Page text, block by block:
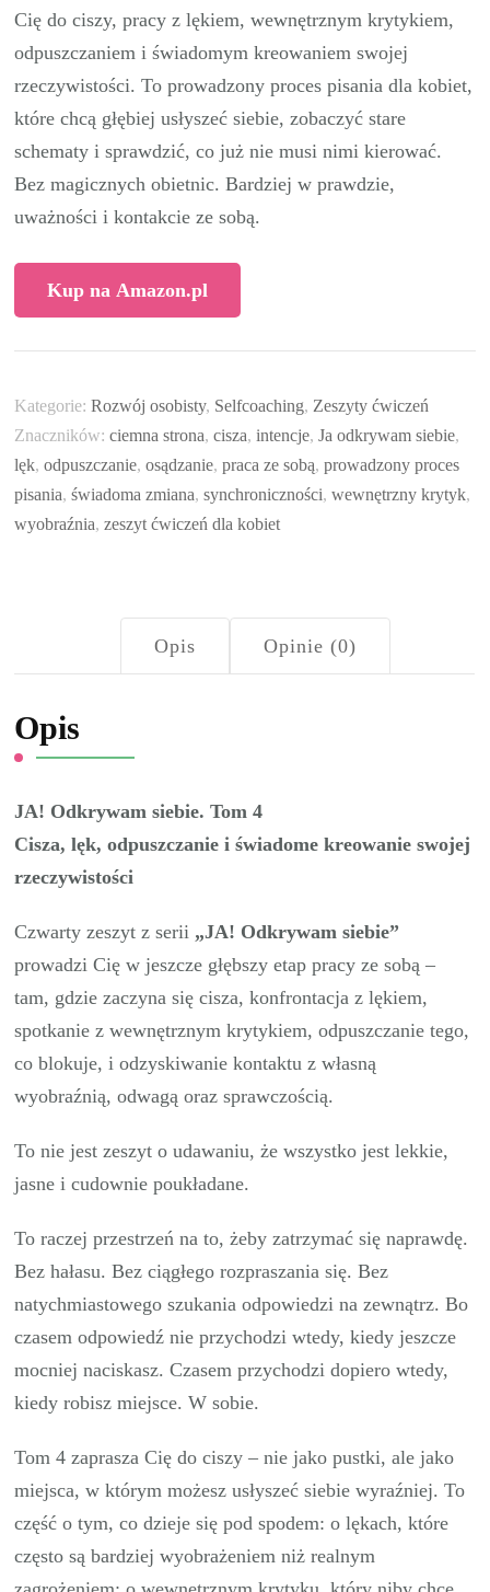
Cię do ciszy, pracy z lękiem, wewnętrznym krytykiem,
odpuszczaniem i świadomym kreowaniem swojej
rzeczywistości. To prowadzony proces pisania dla kobiet,
które chcą głębiej usłyszeć siebie, zobaczyć stare
schematy i sprawdzić, co już nie musi nimi kierować.
Bez magicznych obietnic. Bardziej w prawdzie,
uważności i kontakcie ze sobą.
Kup na Amazon.pl
Kategorie:Rozwój osobisty, Selfcoaching, Zeszyty ćwiczeń
Znaczników:ciemna strona,cisza,intencje,Ja odkrywam siebie,
lęk,odpuszczanie,osądzanie,praca ze sobą,prowadzony proces
pisania,świadoma zmiana,synchroniczności,wewnętrzny krytyk,
wyobraźnia,zeszyt ćwiczeń dla kobiet
Opis Opinie (0)
Opis
JA! Odkrywam siebie. Tom 4
Cisza, lęk, odpuszczanie i świadome kreowanie swojej
rzeczywistości
Czwarty zeszyt z serii „JA! Odkrywam siebie”
prowadzi Cię w jeszcze głębszy etap pracy ze sobą –
tam, gdzie zaczyna się cisza, konfrontacja z lękiem,
spotkanie z wewnętrznym krytykiem, odpuszczanie tego,
co blokuje, i odzyskiwanie kontaktu z własną
wyobraźnią, odwagą oraz sprawczością.
To nie jest zeszyt o udawaniu, że wszystko jest lekkie,
jasne i cudownie poukładane.
To raczej przestrzeń na to, żeby zatrzymać się naprawdę.
Bez hałasu. Bez ciągłego rozpraszania się. Bez
natychmiastowego szukania odpowiedzi na zewnątrz. Bo
czasem odpowiedź nie przychodzi wtedy, kiedy jeszcze
mocniej naciskasz. Czasem przychodzi dopiero wtedy,
kiedy robisz miejsce. W sobie.
Tom 4 zaprasza Cię do ciszy – nie jako pustki, ale jako
miejsca, w którym możesz usłyszeć siebie wyraźniej. To
część o tym, co dzieje się pod spodem: o lękach, które
często są bardziej wyobrażeniem niż realnym